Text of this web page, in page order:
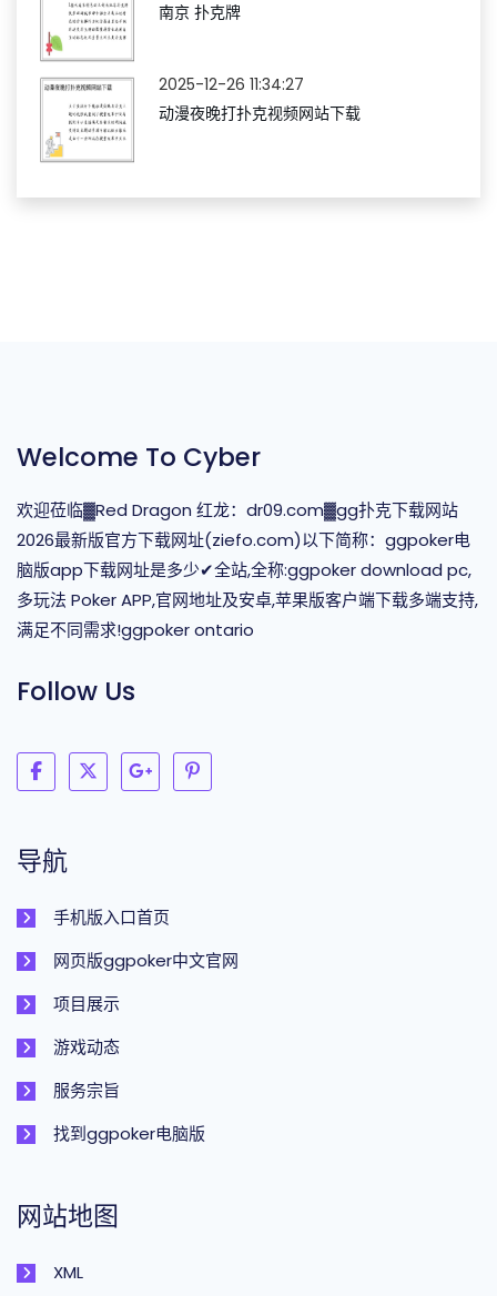
南京 扑克牌
2025-12-26 11:34:27
动漫夜晚打扑克视频网站下载
Welcome To Cyber
欢迎莅临▓Red Dragon 红龙：dr09.com▓gg扑克下载网站
2026最新版官方下载网址(ziefo.com)以下简称：ggpoker电
脑版app下载网址是多少✔全站,全称:ggpoker download pc,
多玩法 Poker APP,官网地址及安卓,苹果版客户端下载多端支持,
满足不同需求!ggpoker ontario
Follow Us
导航
手机版入口首页
网页版ggpoker中文官网
项目展示
游戏动态
服务宗旨
找到ggpoker电脑版
网站地图
XML